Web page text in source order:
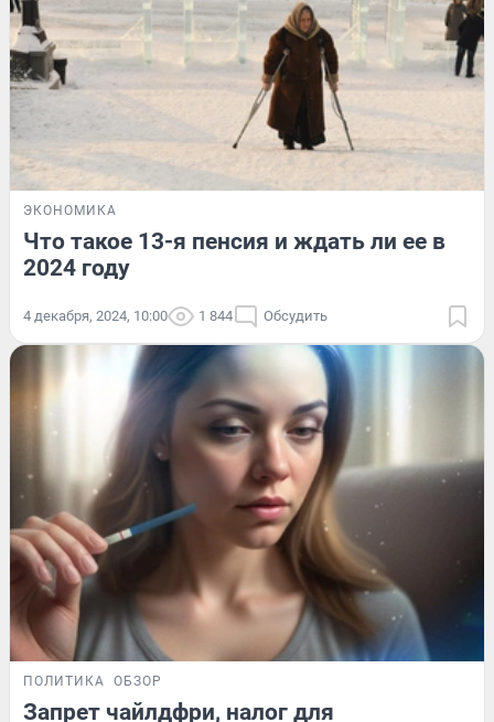
ЭКОНОМИКА
Что такое 13-я пенсия и ждать ли ее в
2024 году
4 декабря, 2024, 10:00 1 844 Обсудить
ПОЛИТИКА ОБЗОР
Запрет чайлдфри, налог для